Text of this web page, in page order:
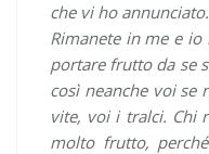
che vi ho annunciato.
Rimanete in me e
portare frutto da se
così neanche voi se
vite, voi i tralci. Chi
molto frutto,